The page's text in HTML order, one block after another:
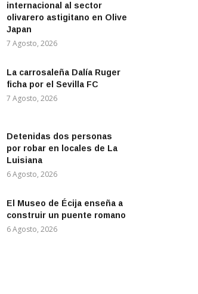
internacional al sector
olivarero astigitano en Olive
Japan
7 Agosto, 2026
La carrosaleña Dalía Ruger
ficha por el Sevilla FC
7 Agosto, 2026
Detenidas dos personas
por robar en locales de La
Luisiana
6 Agosto, 2026
El Museo de Écija enseña a
construir un puente romano
6 Agosto, 2026